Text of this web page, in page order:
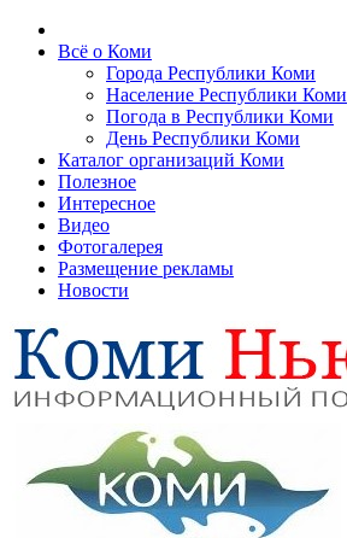
Всё о Коми
Города Республики Коми
Население Республики Коми
Погода в Республики Коми
День Республики Коми
Каталог организаций Коми
Полезное
Интересное
Видео
Фотогалерея
Размещение рекламы
Новости